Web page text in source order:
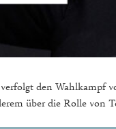
den Wahlkampf
über die Rolle von